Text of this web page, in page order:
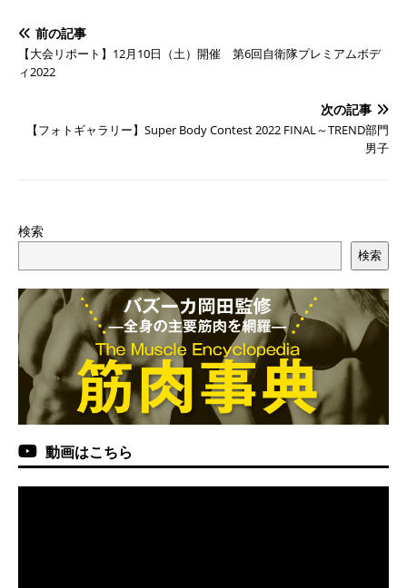
前の記事
【大会リポート】12月10日（土）開催 第6回自衛隊プレミアムボデ
ィ2022
次の記事
【フォトギャラリー】Super Body Contest 2022 FINAL～TREND部門
男子
検索
検索
動画はこちら